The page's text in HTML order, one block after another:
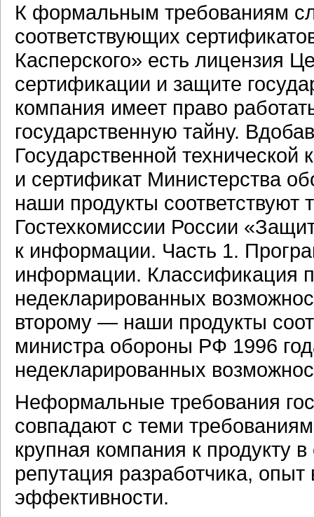
К формальным требованиям
соответствующих
Касперского» есть лицензия
сертификации и защите
компания имеет право
государственную тайну.
Государственной
и сертификат Министерства
наши продукты соответствуют
Гостехкомиссии России
к информации. Часть 1.
информации. Классификация
недекларированных
второму — наши продукты
министра обороны РФ 1996
недекларированных
Неформальные требования
совпадают с теми
крупная компания к продукту
репутация разработчика,
эффективности.